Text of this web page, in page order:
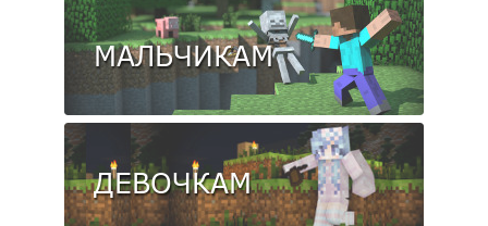
МАЛЬЧИКАМ
ДЕВОЧКАМ